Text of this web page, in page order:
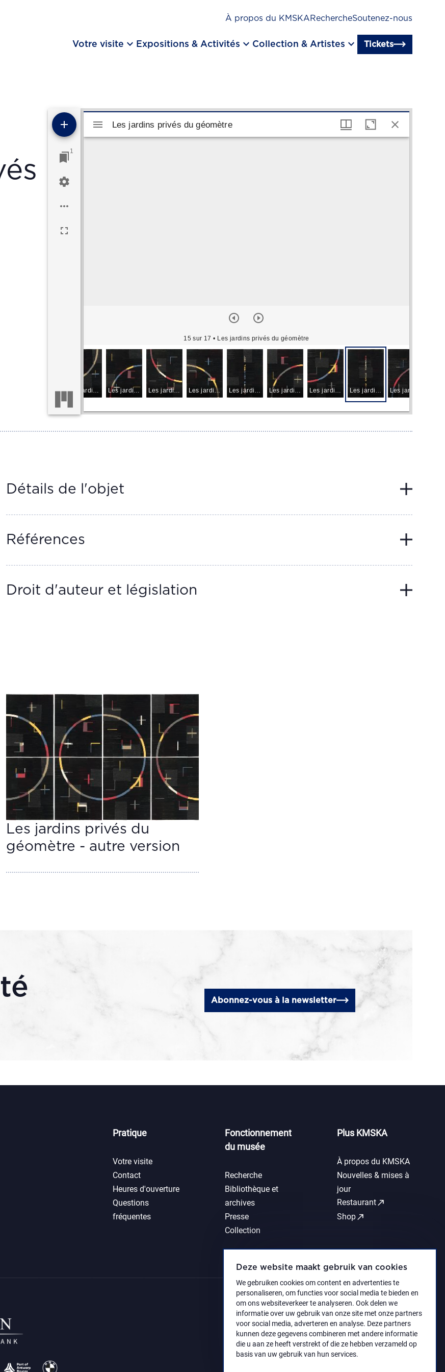
Deze website maakt gebruik van cookies
We gebruiken cookies om content en advertenties te
personaliseren, om functies voor social media te bieden en
om ons websiteverkeer te analyseren. Ook delen we
informatie over uw gebruik van onze site met onze partners
voor social media, adverteren en analyse. Deze partners
kunnen deze gegevens combineren met andere informatie
die u aan ze heeft verstrekt of die ze hebben verzameld op
basis van uw gebruik van hun services.
À propos du KMSKARechercheSoutenez-nous
Votre visite keyboard_arrow_down Expositions & Activités keyboard_arrow_down Collection & Artistes keyboard_arrow_down Tickets
1
Visualiseur Mirador
Les jardins privés du géomètre
15 sur 17 • Les jardins privés du géomètre
Les jardins privés du géomètre Les jardins privés du géomètre Les jardins privés du géomètre Les jardins privés du géomètre Les jardins privés du géomètre Les jardins privés du géomètre Les jardins privés du géomètre Les jardins privés du géomètre Les jardins privés du géomètre
Les jardins privés du géomètre
Détails de l'objet
Références
Droit d'auteur et législation
Les jardins privés du
géomètre - autre version
Abonnez-vous à la newsletter
Pratique
Votre visite
Contact
Heures d'ouverture
Questions
fréquentes
Fonctionnement
du musée
Recherche
Bibliothèque et
archives
Presse
Collection
Plus KMSKA
À propos du KMSKA
Nouvelles & mises à
jour
Restaurantcall_made
Shopcall_made